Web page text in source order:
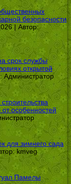
безопасности
| Автор:
срок службы
открытой
Администратор
от особенностей
для зимнего сада
kmveg
Памелы